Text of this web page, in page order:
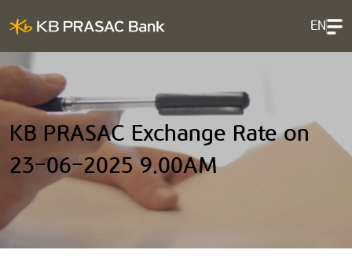
EN
KB PRASAC Exchange Rate on
23-06-2025 9.00AM